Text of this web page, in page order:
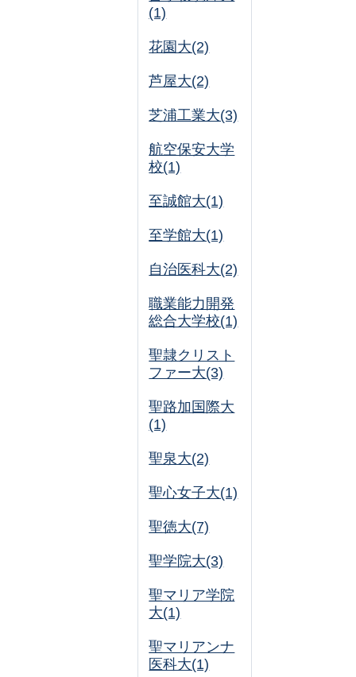
(1)
花園大(2)
芦屋大(2)
芝浦工業大(3)
航空保安大学
校(1)
至誠館大(1)
至学館大(1)
自治医科大(2)
職業能力開発
総合大学校(1)
聖隷クリスト
ファー大(3)
聖路加国際大
(1)
聖泉大(2)
聖心女子大(1)
聖徳大(7)
聖学院大(3)
聖マリア学院
大(1)
聖マリアンナ
医科大(1)